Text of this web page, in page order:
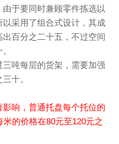
于要同时兼顾零件拣选以
采用了组合式设计，其成
出百分之二十五，不过空间
吨每层的货架，需要加强
十。
响，普通托盘每个托位的
的价格在80元至120元之